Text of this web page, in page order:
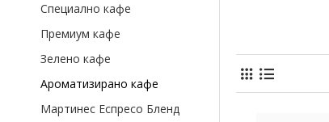
Специално кафе
Премиум кафе
Зелено кафе
Ароматизирано кафе
Мартинес Еспресо Бленд